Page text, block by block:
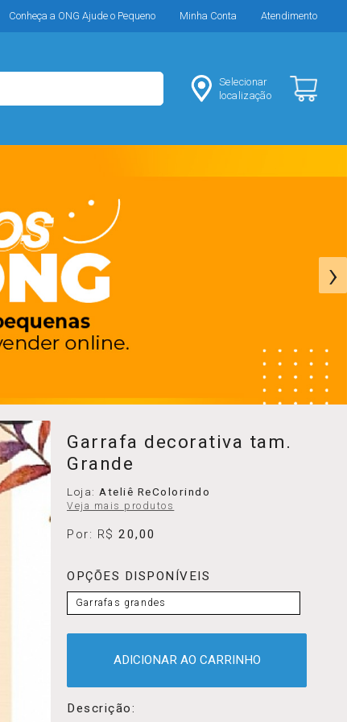
Conheça a ONG Ajude o Pequeno Minha Conta Atendimento
Selecionar
localização
›
Garrafa decorativa tam.
Grande
Loja:Ateliê ReColorindo
Veja mais produtos
Por: R$20,00
OPÇÕES DISPONÍVEIS
Garrafas grandes
ADICIONAR AO CARRINHO
Descrição: